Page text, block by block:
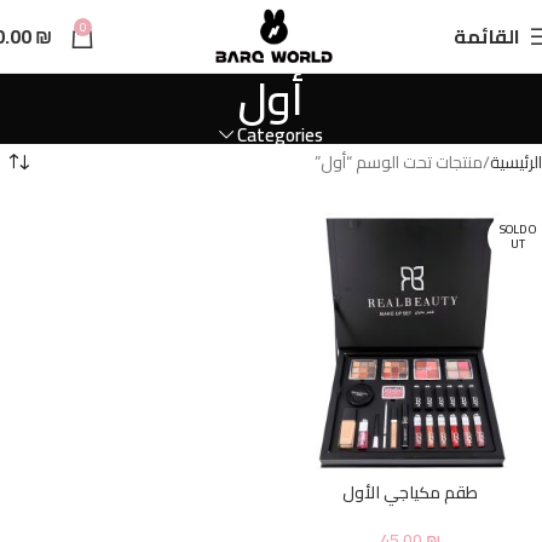
القائمة 0
₪
أول
Categories
الرئيسية منتجات تحت الوسم “أول”
SOLD O
UT
طقم مكياجي الأول